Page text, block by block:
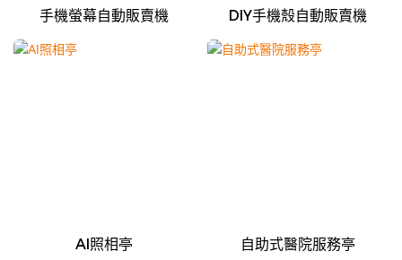
手機螢幕自動販賣機 DIY手機殼自動販賣機
AI照相亭 自助式醫院服務亭